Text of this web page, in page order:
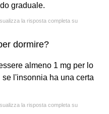
graduale.
la risposta completa su
dormire?
almeno 1 mg per lo
l'insonnia ha una certa
la risposta completa su